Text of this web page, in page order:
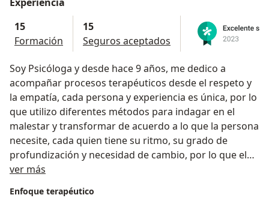
Experiencia
15
Formación
15
Seguros aceptados
Soy Psicóloga y desde hace 9 años, me dedico a
acompañar procesos terapéuticos desde el respeto y
la empatía, cada persona y experiencia es única, por lo
que utilizo diferentes métodos para indagar en el
malestar y transformar de acuerdo a lo que la persona
necesite, cada quien tiene su ritmo, su grado de
profundización y necesidad de cambio, por lo que el
respeto por el proceso es muy importante en mi
quehacer terapéutico.
ver más
Enfoque terapéutico